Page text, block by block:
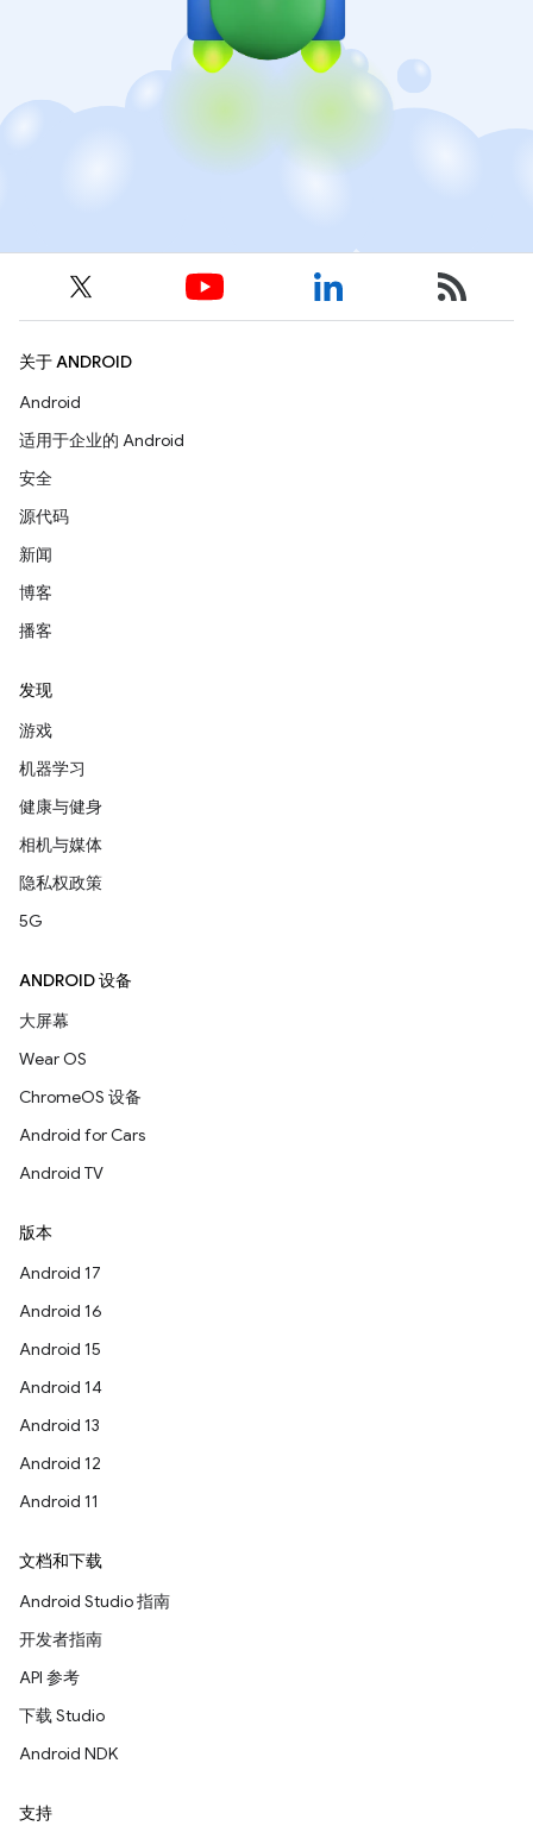
关于 ANDROID
Android
适用于企业的 Android
安全
源代码
新闻
博客
播客
发现
游戏
机器学习
健康与健身
相机与媒体
隐私权政策
5G
ANDROID 设备
大屏幕
Wear OS
ChromeOS 设备
Android for Cars
Android TV
版本
Android 17
Android 16
Android 15
Android 14
Android 13
Android 12
Android 11
文档和下载
Android Studio 指南
开发者指南
API 参考
下载 Studio
Android NDK
支持